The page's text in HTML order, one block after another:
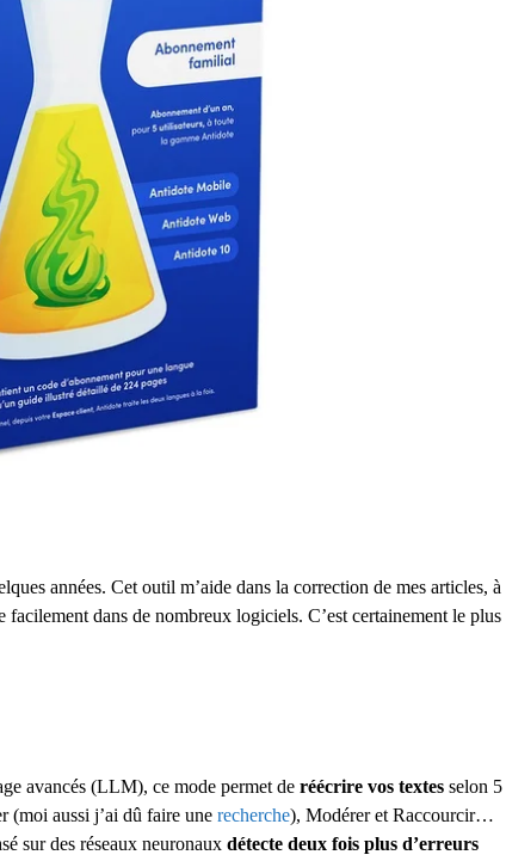
années. Cet outil m’aide dans la correction de mes articles, à
dans de nombreux logiciels. C’est certainement le plus
avancés (LLM), ce mode permet de réécrire vos textes selon 5
(moi aussi j’ai dû faire une recherche), Modérer et Raccourcir…
sur des réseaux neuronaux détecte deux fois plus d’erreurs